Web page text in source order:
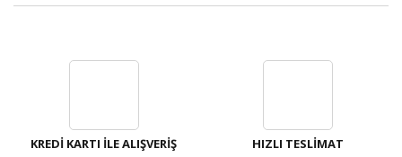
KREDİ KARTI İLE ALIŞVERİŞ HIZLI TESLİMAT